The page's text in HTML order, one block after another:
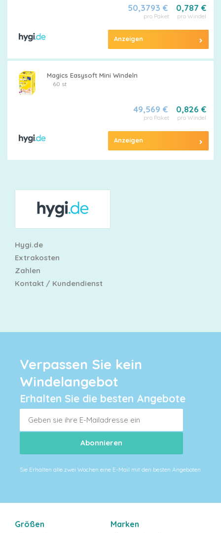
0,787 €
pro Windel
50,3793 €
pro Paket
Anzeigen
Magics Easysoft Mini Windeln
60 st
0,826 €
pro Windel
49,569 €
pro Paket
Anzeigen
Hygi.de
Extrakosten
Zahlen
Kontakt / Kundendienst
Verpassen Sie kein
Windelangebot
Erhalten Sie die besten Angebote
Sie Erhalten alle zwei Wochen eine E-Mail mit den besten Angeboten
Größen Marken